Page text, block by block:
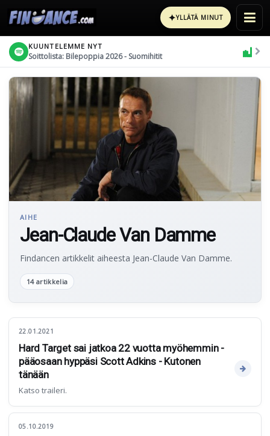
✦YLLÄTÄ MINUT
KUUNTELEMME NYT
Soittolista: Bilepoppia 2026 - Suomihitit
AIHE
Jean-Claude Van Damme
Findancen artikkelit aiheesta Jean-Claude Van Damme.
14 artikkelia
22.01.2021
Hard Target sai jatkoa 22 vuotta myöhemmin -
pääosaan hyppäsi Scott Adkins - Kutonen
tänään
Katso traileri.
05.10.2019